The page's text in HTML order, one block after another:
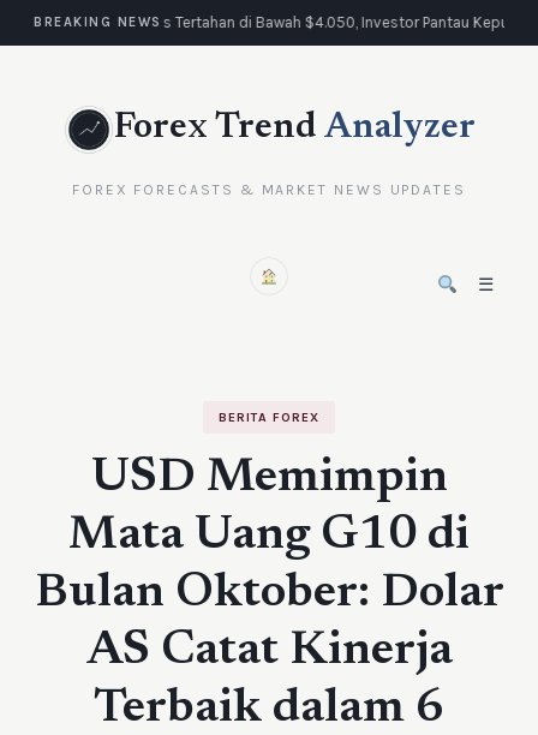
BREAKING NEWSEmas Tertahan di Bawah $4.050, Investor Pantau
Forex Trend Analyzer
FOREX FORECASTS & MARKET NEWS UPDATES
☰
BERITA FOREX
USD Memimpin
Mata Uang G10 di
Bulan Oktober: Dolar
AS Catat Kinerja
Terbaik dalam 6